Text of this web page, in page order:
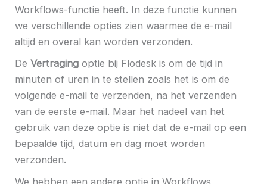
Workflows-functie heeft. In deze functie kunnen
we verschillende opties zien waarmee de e-mail
altijd en overal kan worden verzonden.
De Vertraging optie bij Flodesk is om de tijd in
minuten of uren in te stellen zoals het is om de
volgende e-mail te verzenden, na het verzenden
van de eerste e-mail. Maar het nadeel van het
gebruik van deze optie is niet dat de e-mail op een
bepaalde tijd, datum en dag moet worden
verzonden.
We hebben een andere optie in Workflows,